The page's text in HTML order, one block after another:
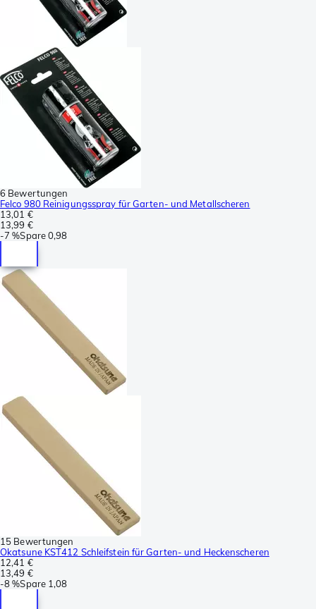
6 Bewertungen
Felco 980 Reinigungsspray für Garten- und Metallscheren
13,01 €
13,99 €
-7 %Spare0,98
15 Bewertungen
Okatsune KST412 Schleifstein für Garten- und Heckenscheren
12,41 €
13,49 €
-8 %Spare 1,08